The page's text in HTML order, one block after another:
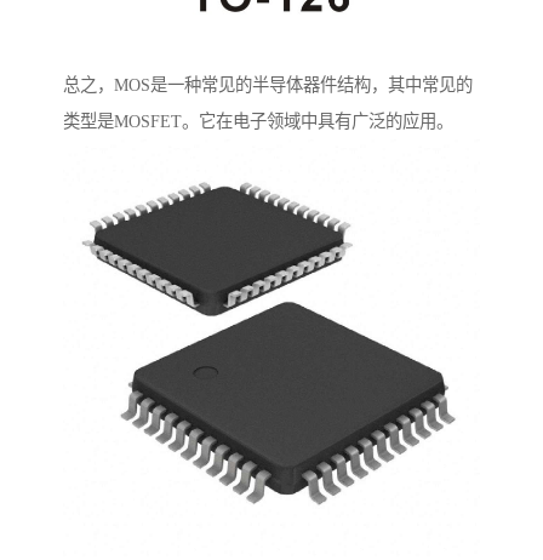
总之，MOS是一种常见的半导体器件结构，其中常见的
类型是MOSFET。它在电子领域中具有广泛的应用。